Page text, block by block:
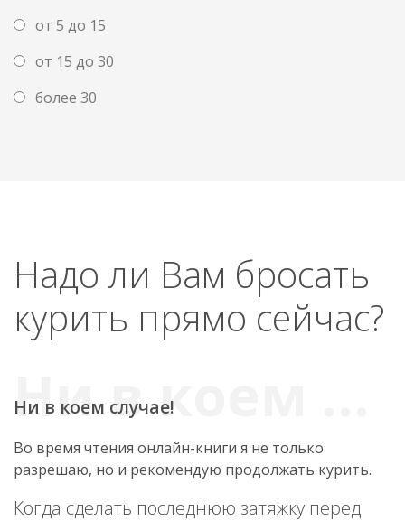
от 5 до 15
от 15 до 30
более 30
Надо ли Вам бросать
курить прямо сейчас?
Ни в коем случае!
Во время чтения онлайн-книги я не только
разрешаю, но и рекомендую продолжать курить.
Когда сделать последнюю затяжку перед